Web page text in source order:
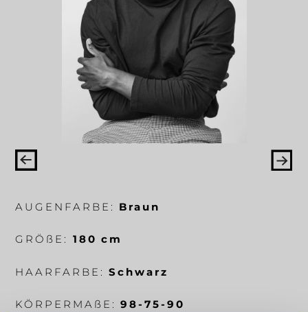
AUGENFARBE: Braun
GRÖ ß E: 180 cm
HAARFARBE:Schwarz
KÖRPERMA ß E:98-75-90